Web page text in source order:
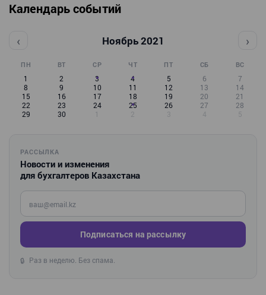
Календарь событий
‹ Ноябрь 2021 ›
ПН ВТ СР ЧТ ПТ СБ ВС
1 2 3 4 5 6
7
8
9 10 11 12 13
14
15
16 17 18 19 20
21
22
23 24 25 26 27
28
29
30 1 2 3 4 5
РАССЫЛКА
Новости и изменения
для бухгалтеров Казахстана
Введите ваш e-mail
Подписаться на рассылку
🔒 Раз в неделю. Без спама.